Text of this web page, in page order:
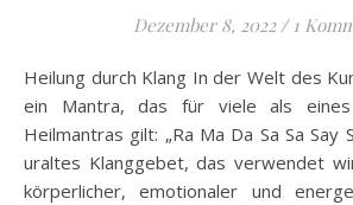
Dezember 8, 2022 / 1
Heilung durch Klang In der Welt des Kundalini Yoga gibt es
ein Mantra, das für viele als
Heilmantras gilt: „Ra Ma Da Sa Sa Say
uraltes Klanggebet, das verwendet
körperlicher, emotionaler und